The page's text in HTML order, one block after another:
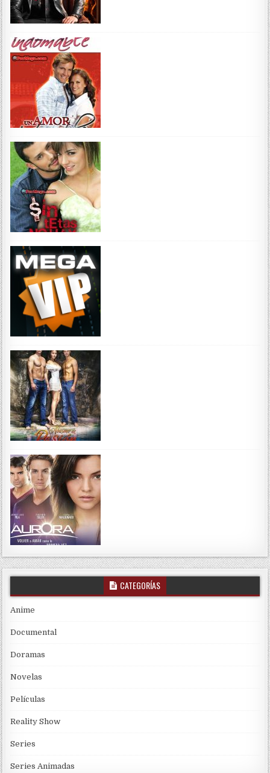
CATEGORÍAS
Anime
Documental
Doramas
Novelas
Películas
Reality Show
Series
Series Animadas